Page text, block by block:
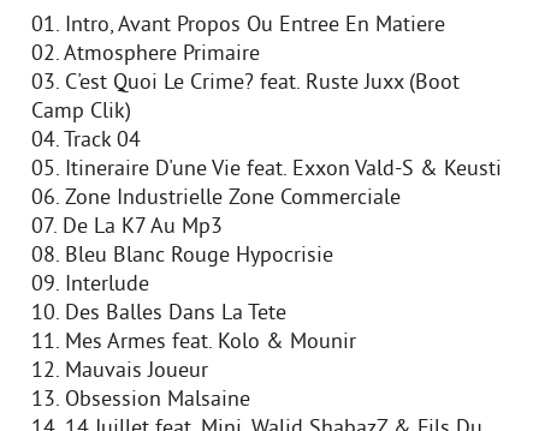
01. Intro, Avant Propos Ou Entree En Matiere
02. Atmosphere Primaire
03. C'est Quoi Le Crime? feat. Ruste Juxx (Boot
Camp Clik)
04. Track 04
05. Itineraire D'une Vie feat. Exxon Vald-S & Keusti
06. Zone Industrielle Zone Commerciale
07. De La K7 Au Mp3
08. Bleu Blanc Rouge Hypocrisie
09. Interlude
10. Des Balles Dans La Tete
11. Mes Armes feat. Kolo & Mounir
12. Mauvais Joueur
13. Obsession Malsaine